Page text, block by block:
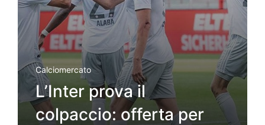
Calciomercato
L’Inter prova il
colpaccio: offerta per